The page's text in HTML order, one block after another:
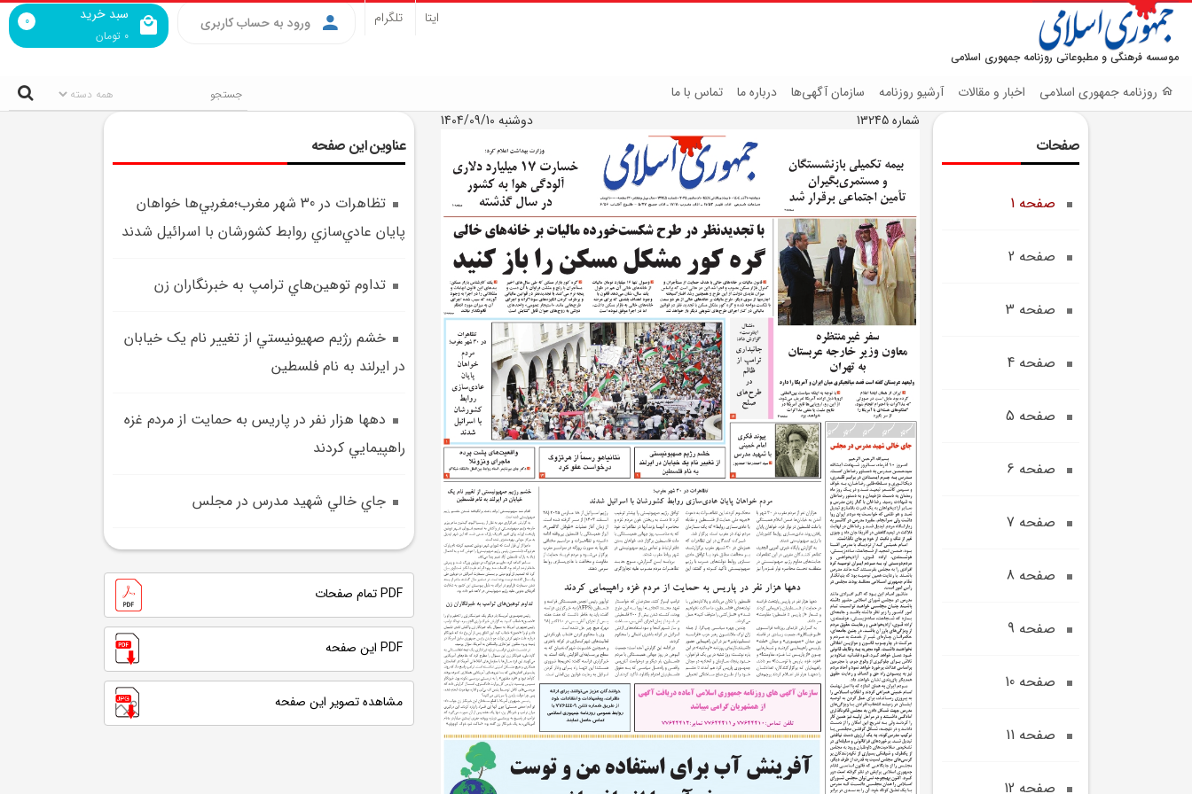
موسسه فرهنگی و مطبوعاتی روزنامه جمهوری اسلامی
سبد خرید
0 تومان
0 ورود به حساب کاربری ایتا تلگرام
روزنامه جمهوری اسلامی اخبار و مقالات آرشیو روزنامه سازمان آگهی‌ها درباره ما تماس با ما
صفحات
صفحه 1
صفحه 2
صفحه 3
صفحه 4
صفحه 5
صفحه 6
صفحه 7
صفحه 8
صفحه 9
صفحه 10
صفحه 11
صفحه 12
شماره 13245 دوشنبه 1404/09/10
عناوین این صفحه
تظاهرات در 30 شهر مغرب؛مغربي‌ها خواهان
پايان عادي‌سازي روابط کشورشان با اسرائيل شدند
تداوم توهين‌هاي ترامپ به خبرنگاران زن
خشم رژيم صهيونيستي از تغییر نام یک خیابان
در ایرلند به نام فلسطین
دهها هزار نفر در پاريس به حمايت از مردم غزه
راهپيمايي کردند
جاي خالي شهيد مدرس در مجلس
PDF تمام صفحات
PDF این صفحه
مشاهده تصویر این صفحه